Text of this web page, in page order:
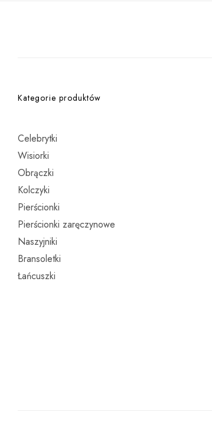
Kategorie produktów
Celebrytki
Wisiorki
Obrączki
Kolczyki
Pierścionki
Pierścionki zaręczynowe
Naszyjniki
Bransoletki
Łańcuszki